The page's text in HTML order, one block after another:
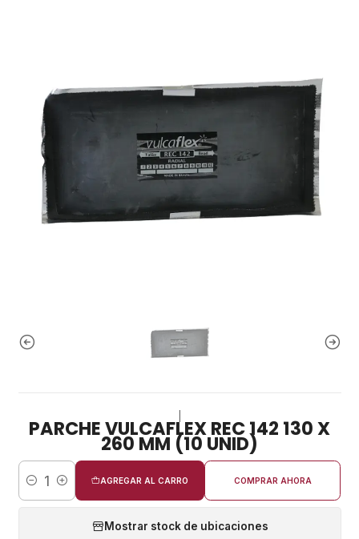
PARCHE VULCAFLEX REC 142 130 X
260 MM (10 UNID)
Cantidad
AGREGAR AL CARRO COMPRAR AHORA
Mostrar stock de ubicaciones